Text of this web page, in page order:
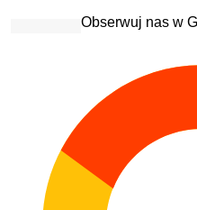
Obserwuj nas w